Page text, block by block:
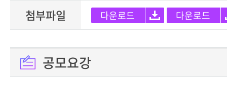
첨부파일
다운로드 다운로드
공모요강